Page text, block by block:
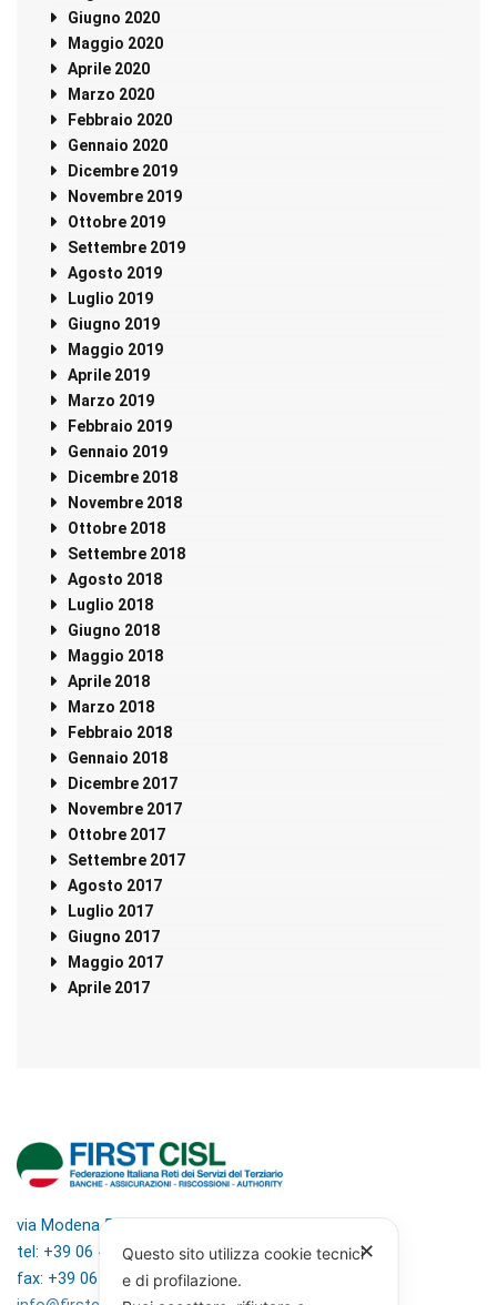
Giugno 2020
Maggio 2020
Aprile 2020
Marzo 2020
Febbraio 2020
Gennaio 2020
Dicembre 2019
Novembre 2019
Ottobre 2019
Settembre 2019
Agosto 2019
Luglio 2019
Giugno 2019
Maggio 2019
Aprile 2019
Marzo 2019
Febbraio 2019
Gennaio 2019
Dicembre 2018
Novembre 2018
Ottobre 2018
Settembre 2018
Agosto 2018
Luglio 2018
Giugno 2018
Maggio 2018
Aprile 2018
Marzo 2018
Febbraio 2018
Gennaio 2018
Dicembre 2017
Novembre 2017
Ottobre 2017
Settembre 2017
Agosto 2017
Luglio 2017
Giugno 2017
Maggio 2017
Aprile 2017
via Modena 5, 00184 Roma
tel: +39 06 4746351
fax: +39 06 4746136
✕
Questo sito utilizza cookie tecnici
e di profilazione.